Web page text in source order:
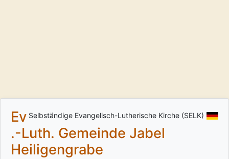
Selbständige Evangelisch-Lutherische Kirche (SELK)
Ev
.-Luth. Gemeinde Jabel
Heiligengrabe